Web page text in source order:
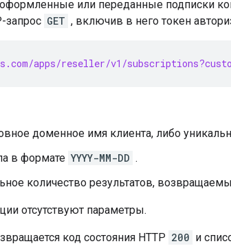
или переданные подписки
запрос GET , включив в него токен
apps/reseller/v1/
доменное имя клиента, либо
в формате YYYY-MM-DD .
количество результатов,
отсутствуют параметры.
код состояния HTTP 200 и